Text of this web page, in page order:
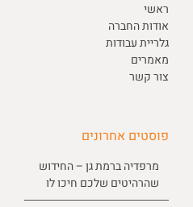
ראשי
אודות החברה
גלריית עבודות
מאמרים
צור קשר
פוסטים אחרונים
מרפדיה ברמת גן – החידוש
שהרהיטים שלכם חיכו לו